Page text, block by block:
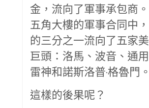
金，流向了軍事承包商
五角大樓的軍事合同中
的三分之一流向了五家
巨頭：洛馬、波音、通用
雷神和諾斯洛普·格魯門。
這樣的後果呢？